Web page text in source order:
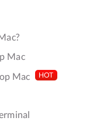
Mac
Mac
HOT